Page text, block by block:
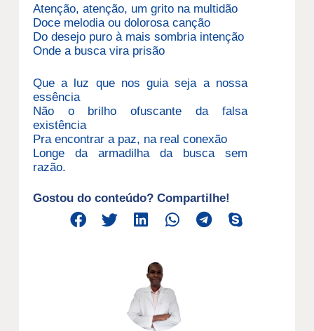
Atenção, atenção, um grito na multidão
Doce melodia ou dolorosa canção
Do desejo puro à mais sombria intenção
Onde a busca vira prisão
Que a luz que nos guia seja a nossa
essência
Não o brilho ofuscante da falsa
existência
Pra encontrar a paz, na real conexão
Longe da armadilha da busca sem
razão.
Gostou do conteúdo? Compartilhe!